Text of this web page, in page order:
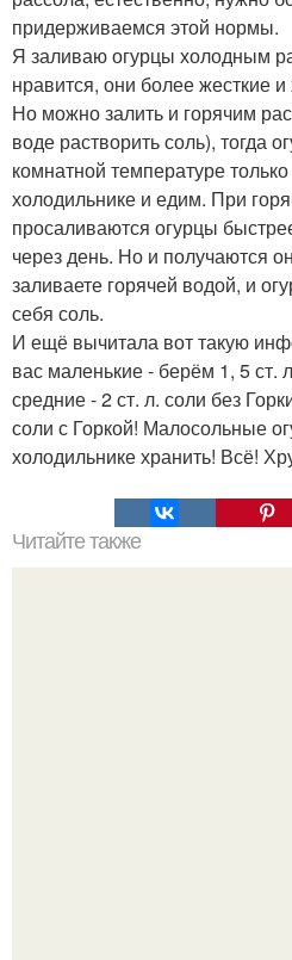
придерживаемся этой нормы.
Я заливаю огурцы холодным
нравится, они более жесткие и
Но можно залить и горячим
воде растворить соль), тогда
комнатной температуре
холодильнике и едим. При
просаливаются огурцы
через день. Но и получаются
заливаете горячей водой, и
себя соль.
И ещё вычитала вот такую
вас маленькие - берём 1, 5 ст.
средние - 2 ст. л. соли без
соли с Горкой! Малосольные
холодильнике хранить! Всё!
Читайте также